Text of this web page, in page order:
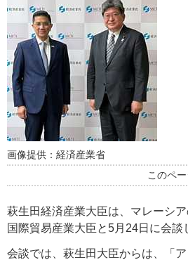
画像提供：経済産業省
このペ
萩生田経済産業大臣は、マレーシ
国際貿易産業大臣と5月24日に会談
会談では、萩生田大臣からは、「